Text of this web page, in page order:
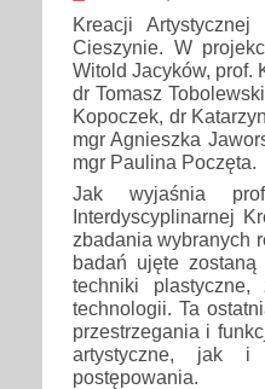
Kreacji Artystycznej
Cieszynie. W
Witold Jacyków, prof.
dr Tomasz
Kopoczek, dr
mgr Agnieszka
mgr Paulina Poczęta.
Jak wyjaśnia
Interdyscyplinarnej
zbadania wybranych
badań ujęte
techniki
technologii. Ta
przestrzegania i
artystyczne, jak i
postępowania.